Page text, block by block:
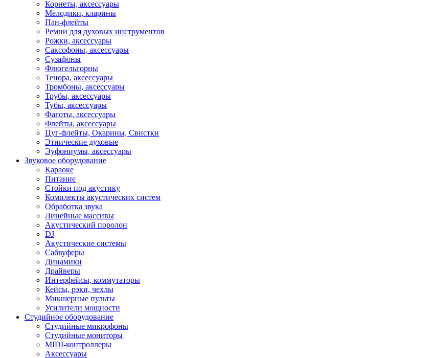
Корнеты, аксессуары
Мелодики, кларины
Пан-флейты
Ремни для духовых инструментов
Рожки, аксессуары
Саксофоны, аксессуары
Сузафоны
Флюгельгорны
Тенора, аксессуары
Тромбоны, аксессуары
Трубы, аксессуары
Тубы, аксессуары
Фаготы, аксессуары
Флейты, аксессуары
Цуг-флейты, Окарины, Свистки
Этнические духовые
Эуфониумы, аксессуары
Звуковое оборудование
Караоке
Питание
Стойки под акустику
Комплекты акустических систем
Обработка звука
Линейные массивы
Акустический поролон
DJ
Акустические системы
Сабвуферы
Динамики
Драйверы
Интерфейсы, коммутаторы
Кейсы, рэки, чехлы
Микшерные пульты
Усилители мощности
Студийное оборудование
Студийные микрофоны
Студийные мониторы
MIDI-контроллеры
Аксессуары